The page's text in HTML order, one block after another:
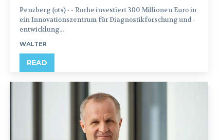
Penzberg (ots) - - Roche investiert 300 Millionen Euro in
ein Innovationszentrum für Diagnostikforschung und -
entwicklung...
WALTER
READ